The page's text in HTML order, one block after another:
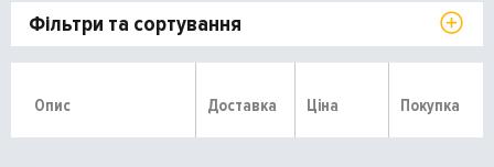
Фільтри та сортування
Опис Доставка Ціна Покупка